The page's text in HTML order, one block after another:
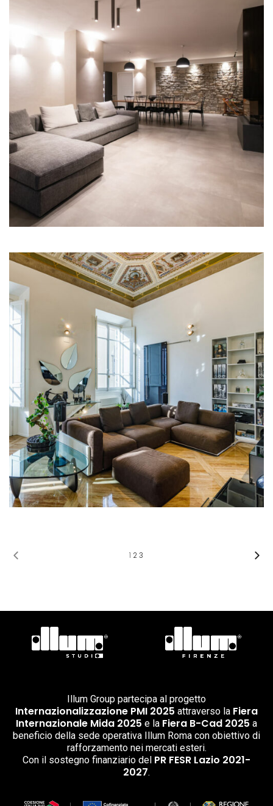
Illum Florence
Illum Florence
1 2 3
Illum Group partecipa al progetto
Internazionalizzazione PMI 2025 attraverso la Fiera
Internazionale Mida 2025 e la Fiera B-Cad 2025 a
beneficio della sede operativa Illum Roma con obiettivo di
rafforzamento nei mercati esteri.
Con il sostegno finanziario del PR FESR Lazio 2021-
2027.